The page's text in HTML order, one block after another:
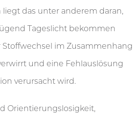
liegt das unter anderem daran,
Tageslicht bekommen
im Zusammenhang
und eine Fehlauslösung
verursacht wird.
Orientierungslosigkeit,